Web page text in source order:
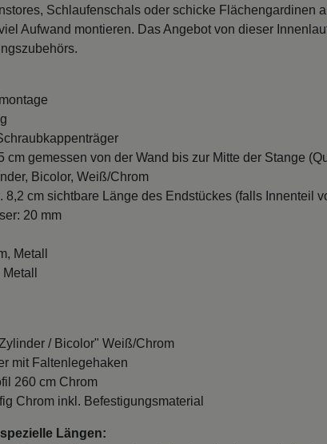
Schlaufenschals oder schicke Flächengardinen
Aufwand montieren. Das Angebot von dieser
cm gemessen von der Wand bis zur Mitte der Stange
Bicolor, Weiß/Chrom
8,2 cm sichtbare Länge des Endstückes (falls Innenteil
20 mm
Metall
/ Bicolor" Weiß/Chrom
mit Faltenlegehaken
260 cm Chrom
Chrom inkl. Befestigungsmaterial
Längen: